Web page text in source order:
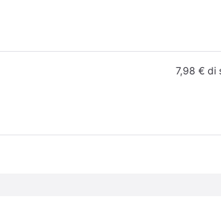
7,98 € di